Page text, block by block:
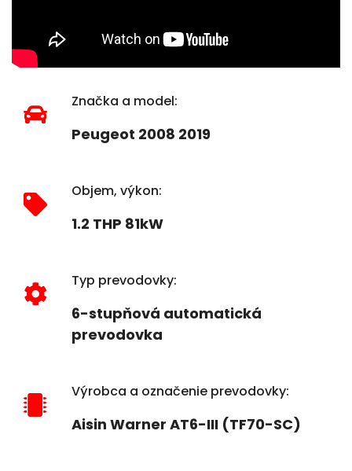
Značka a model:
Peugeot 2008 2019
Objem, výkon:
1.2 THP 81kW
Typ prevodovky:
6-stupňová automatická
prevodovka
Výrobca a označenie prevodovky:
Aisin Warner AT6-III (TF70-SC)